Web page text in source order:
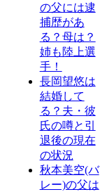
の父には逮
捕歴があ
る？母は？
姉も陸上選
手！
長岡望悠は
結婚して
る？夫・彼
氏の噂と引
退後の現在
の状況
秋本美空(バ
レー)の父は